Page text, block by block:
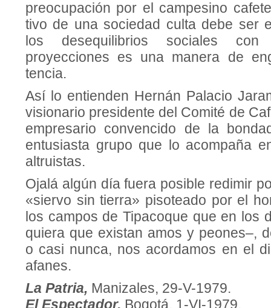
preocupación por el cam­pesino
tivo de una sociedad culta debe ser
los desequilibrios sociales
proyecciones es una manera de
tencia.
Así lo entienden Hernán Pa­lacio
visionario presidente del Comi­té de
empresario convencido de la
entu­siasta grupo que lo acompaña
altruistas.
Ojalá algún día fuera posible redimir
«siervo sin tierra» pisoteado por el
los campos de Tipacoque que en los
quiera que existan amos y peones–,
o casi nunca, nos acordamos en el
afanes.
La Patria, Manizales, 29-V-1979.
El Espectador, Bogotá, 1-VI-1979.